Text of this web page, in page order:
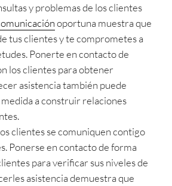
y problemas de los clientes
oportuna muestra que
tus clientes y te comprometes a
Ponerte en contacto de
los clientes para obtener
asistencia también puede
a construir relaciones
clientes se comuniquen contigo
Ponerse en contacto de forma
para verificar sus niveles de
asistencia demuestra que